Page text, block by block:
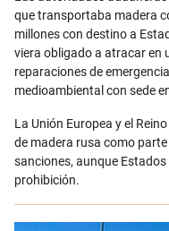
que transportaba madera
millones con destino a
viera obligado a atracar en
reparaciones de
medioambiental con sede
La Unión Europea y el
de madera rusa como
sanciones, aunque
prohibición.